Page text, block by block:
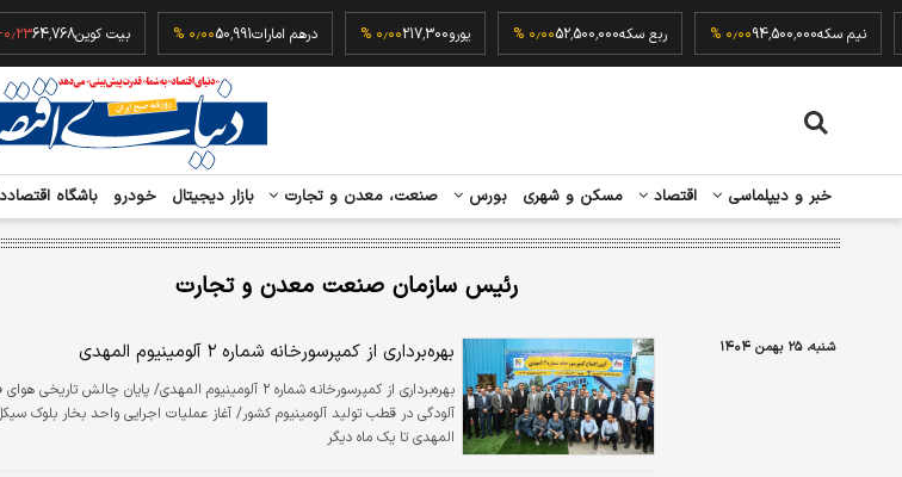
نیم سکه94,500,000 ربع سکه52,500,000 یورو217,300 درهم امارات50,991 بیت کوین
خبر و دیپلماسی اقتصاد مسکن و شهری بورس صنعت، معدن و تجارت بازار دیجیتال خودرو باشگاه
رئیس سازمان صنعت معدن و تجارت
شنبه، ۲۵ بهمن ۱۴۰۴ بهره‌برداری از کمپرسورخانه شماره ۲ آلومینیوم المهدی
بهره‌برداری از کمپرسورخانه شماره ۲ آلومینیوم المهدی/ پایان
آلودگی در قطب تولید آلومینیوم کشور/ آغاز عملیات اجرایی واحد بخار بلوک سیکل
المهدی تا یک ماه دیگر